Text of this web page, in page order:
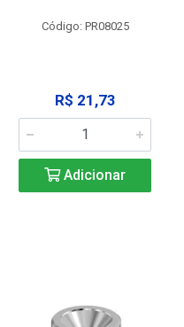
Código: PR08025
R$ 21,73
Adicionar